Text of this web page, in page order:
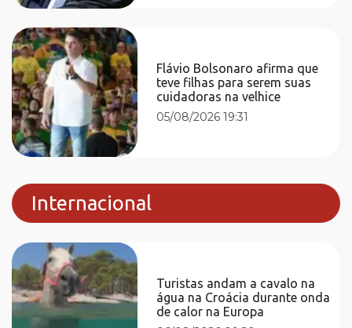
Flávio Bolsonaro afirma que
teve filhas para serem suas
cuidadoras na velhice
05/08/2026 19:31
Internacional
Turistas andam a cavalo na
água na Croácia durante onda
de calor na Europa